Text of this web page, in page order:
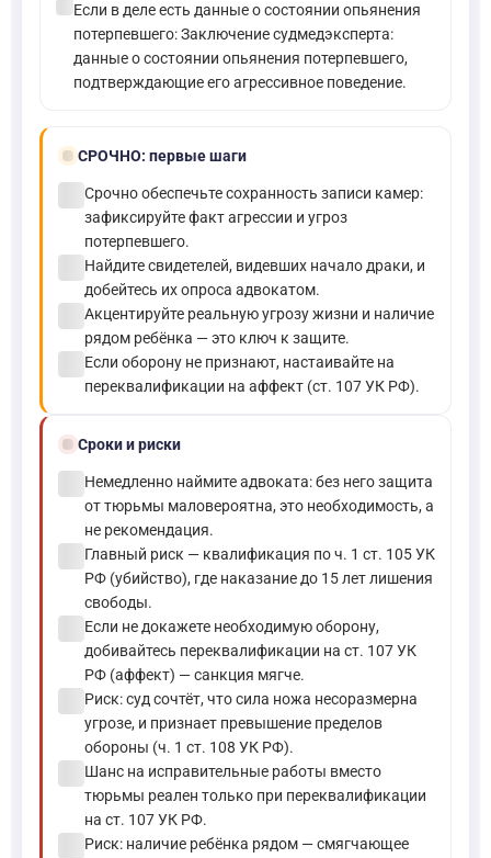
Если в деле есть данные о состоянии опьянения
потерпевшего: Заключение судмедэксперта:
данные о состоянии опьянения потерпевшего,
подтверждающие его агрессивное поведение.
boltСРОЧНО: первые шаги
Срочно обеспечьте сохранность записи камер:
зафиксируйте факт агрессии и угроз
потерпевшего.
Найдите свидетелей, видевших начало драки, и
добейтесь их опроса адвокатом.
Акцентируйте реальную угрозу жизни и наличие
рядом ребёнка — это ключ к защите.
Если оборону не признают, настаивайте на
переквалификации на аффект (ст. 107 УК РФ).
schedule Сроки и риски
Немедленно наймите адвоката: без него защита
от тюрьмы маловероятна, это необходимость, а
не рекомендация.
Главный риск — квалификация по ч. 1 ст. 105 УК
РФ (убийство), где наказание до 15 лет лишения
свободы.
Если не докажете необходимую оборону,
добивайтесь переквалификации на ст. 107 УК
РФ (аффект) — санкция мягче.
Риск: суд сочтёт, что сила ножа несоразмерна
угрозе, и признает превышение пределов
обороны (ч. 1 ст. 108 УК РФ).
Шанс на исправительные работы вместо
тюрьмы реален только при переквалификации
на ст. 107 УК РФ.
Риск: наличие ребёнка рядом — смягчающее